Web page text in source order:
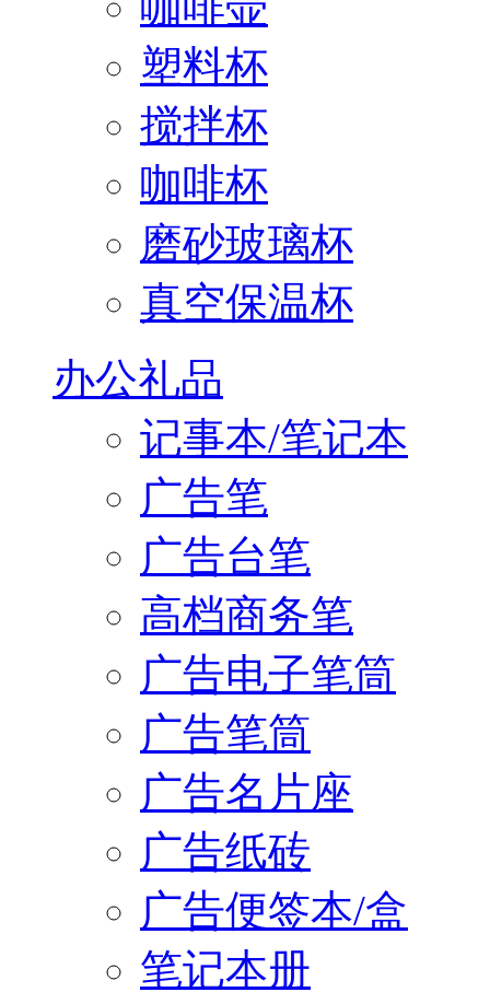
塑料杯
搅拌杯
咖啡杯
磨砂玻璃杯
真空保温杯
办公礼品
记事本/笔记本
广告笔
广告台笔
高档商务笔
广告电子笔筒
广告笔筒
广告名片座
广告纸砖
广告便签本/盒
笔记本册